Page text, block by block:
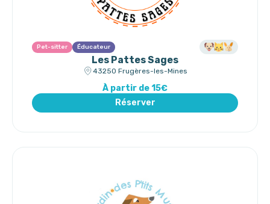
Pet-sitter Éducateur
Les Pattes Sages
43250 Frugères-les-Mines
À partir de 15€
Réserver